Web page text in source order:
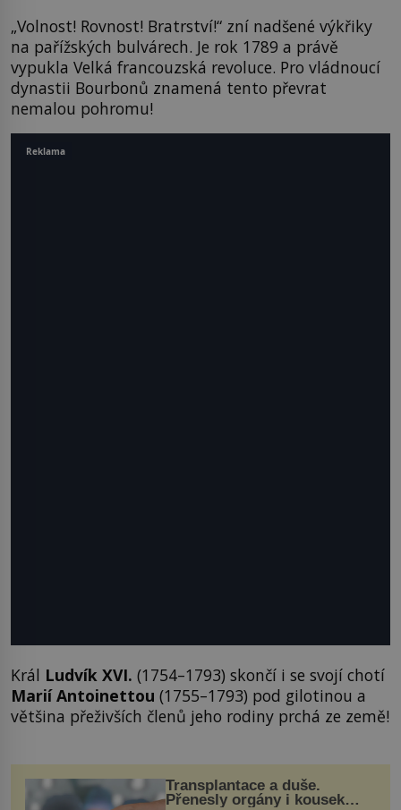
„Volnost! Rovnost! Bratrství!“ zní nadšené výkřiky
na pařížských bulvárech. Je rok 1789 a právě
vypukla Velká francouzská revoluce. Pro vládnoucí
dynastii Bourbonů znamená tento převrat
nemalou pohromu!
Král Ludvík XVI. (1754–1793) skončí i se svojí chotí
Marií Antoinettou (1755–1793) pod gilotinou a
většina přeživších členů jeho rodiny prchá ze země!
Transplantace a duše.
Přenesly orgány i kousek
Reklama